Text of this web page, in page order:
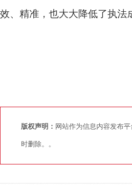
效、精准，也大大降低了执法
版权声明： 网站作为信息内容发布
时删除。。